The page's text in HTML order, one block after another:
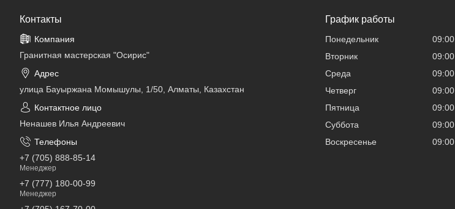
Контакты
Гранитная мастерская "Осирис"
улица Бауыржана Момышулы, 1/50, Алматы, Казахстан
Ненашев Илья Андреевич
+7 (705) 888-85-14
Менеджер
+7 (777) 180-00-99
Менеджер
График работы
Понедельник 09:00
Вторник
09:00
Среда
09:00
Четверг
09:00
Пятница
09:00
Суббота
09:00
Воскресенье
09:00